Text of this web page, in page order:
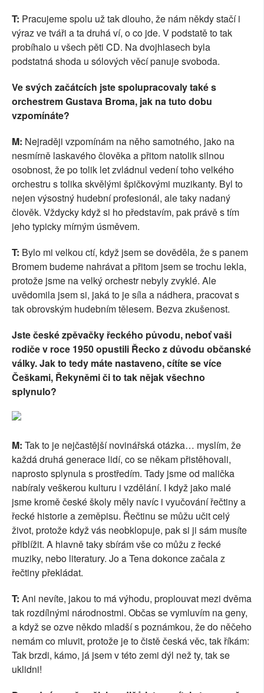
T: Pracujeme spolu už tak dlouho, že nám někdy stačí i
výraz ve tváři a ta druhá ví, o co jde. V podstatě to tak
probíhalo u všech pěti CD. Na dvojhlasech byla
podstatná shoda u sólových věcí panuje svoboda.
Ve svých začátcích jste spolupracovaly také s
orchestrem Gustava Broma, jak na tuto dobu
vzpomínáte?
M: Nejraději vzpomínám na něho samotného, jako na
nesmírně laskavého člověka a přitom natolik silnou
osobnost, že po tolik let zvládnul vedení toho velkého
orchestru s tolika skvělými špičkovými muzikanty. Byl to
nejen výsostný hudební profesionál, ale taky nadaný
člověk. Vždycky když si ho představím, pak právě s tím
jeho typicky mírným úsměvem.
T: Bylo mi velkou ctí, když jsem se dověděla, že s panem
Bromem budeme nahrávat a přitom jsem se trochu lekla,
protože jsme na velký orchestr nebyly zvyklé. Ale
uvědomila jsem si, jaká to je síla a nádhera, pracovat s
tak obrovským hudebním tělesem. Bezva zkušenost.
Jste české zpěvačky řeckého původu, neboť vaši
rodiče v roce 1950 opustili Řecko z důvodu občanské
války. Jak to tedy máte nastaveno, cítíte se více
Češkami, Řekyněmi či to tak nějak všechno
splynulo?
M: Tak to je nejčastější novinářská otázka… myslím, že
každá druhá generace lidí, co se někam přistěhovali,
naprosto splynula s prostředím. Tady jsme od malička
nabíraly veškerou kulturu i vzdělání. I když jako malé
jsme kromě české školy měly navíc i vyučování řečtiny a
řecké historie a zeměpisu. Řečtinu se můžu učit celý
život, protože když vás neobklopuje, pak si ji sám musíte
přiblížit. A hlavně taky sbírám vše co můžu z řecké
muziky, nebo literatury. Jo a Tena dokonce začala z
řečtiny překládat.
T: Ani nevíte, jakou to má výhodu, proplouvat mezi dvěma
tak rozdílnými národnostmi. Občas se vymluvím na geny,
a když se ozve někdo mladší s poznámkou, že do něčeho
nemám co mluvit, protože je to čistě česká věc, tak říkám:
Tak brzdi, kámo, já jsem v této zemi dýl než ty, tak se
uklidni!